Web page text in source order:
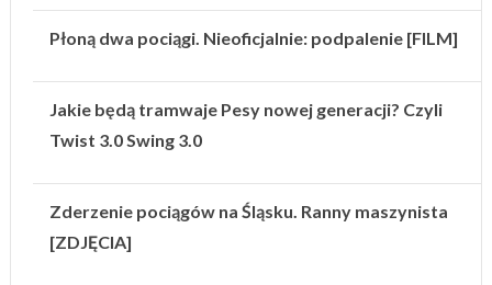
Płoną dwa pociągi. Nieoficjalnie: podpalenie [FILM]
Jakie będą tramwaje Pesy nowej generacji? Czyli
Twist 3.0 Swing 3.0
Zderzenie pociągów na Śląsku. Ranny maszynista
[ZDJĘCIA]